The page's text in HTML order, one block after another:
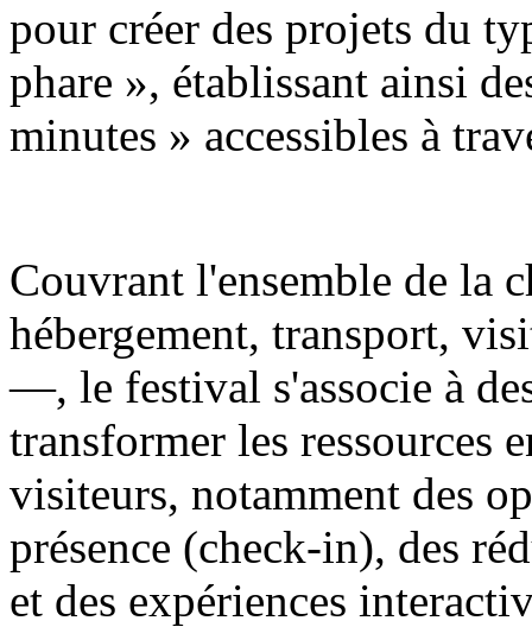
pour créer des projets du
phare », établissant ainsi
minutes » accessibles à
Couvrant l'ensemble de la
hébergement, transport,
—, le festival s'associe à
transformer les ressources
visiteurs, notamment des
présence (check-in), des
et des expériences